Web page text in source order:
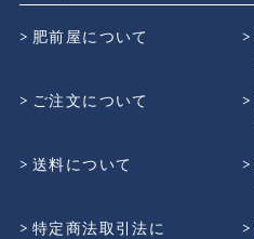
肥前屋について
ご注文について
送料について
特定商法取引法に